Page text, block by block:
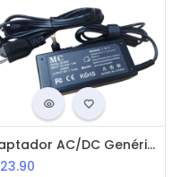
Adaptador AC/DC Genérico compatible para ACER Cargador 19V3.42A / Tip 5.5*1.7mm
23.90